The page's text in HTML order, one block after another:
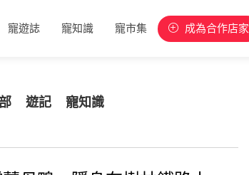
寵遊誌 寵知識 寵市集 成為合作店家
遊記 寵知識